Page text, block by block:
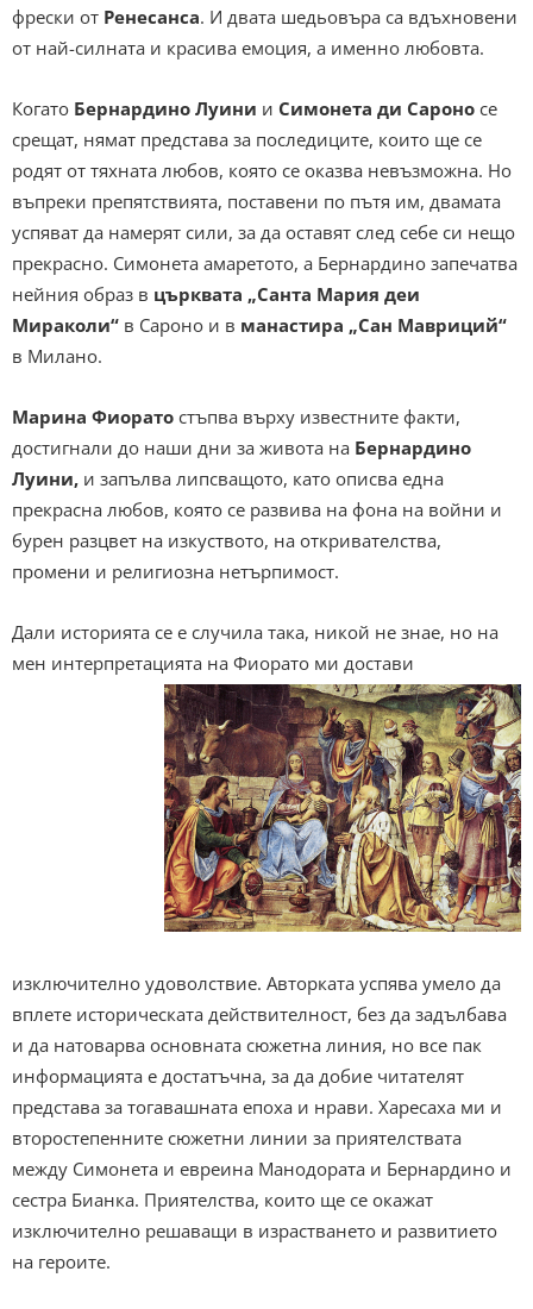
фрески от Ренесанса. И двата шедьовъра са вдъхновени
от най-силната и красива емоция, а именно любовта.
Когато Бернардино Луини и Симонета ди Сароно се
срещат, нямат представа за последиците, които ще се
родят от тяхната любов, която се оказва невъзможна. Но
въпреки препятствията, поставени по пътя им, двамата
успяват да намерят сили, за да оставят след себе си нещо
прекрасно. Симонета амаретото, а Бернардино запечатва
нейния образ в църквата „Санта Мария деи
Мираколи“ в Сароно и в манастира „Сан Мавриций“
в Милано.
Марина Фиорато стъпва върху известните факти,
достигнали до наши дни за живота на Бернардино
Луини, и запълва липсващото, като описва една
прекрасна любов, която се развива на фона на войни и
бурен разцвет на изкуството, на откривателства,
промени и религиозна нетърпимост.
Дали историята се е случила така, никой не знае, но на
мен интерпретацията на Фиорато ми достави
изключително удоволствие. Авторката успява умело да
вплете историческата действителност, без да задълбава
и да натоварва основната сюжетна линия, но все пак
информацията е достатъчна, за да добие читателят
представа за тогавашната епоха и нрави. Харесаха ми и
второстепенните сюжетни линии за приятелствата
между Симонета и евреина Манодората и Бернардино и
сестра Бианка. Приятелства, които ще се окажат
изключително решаващи в израстването и развитието
на героите.